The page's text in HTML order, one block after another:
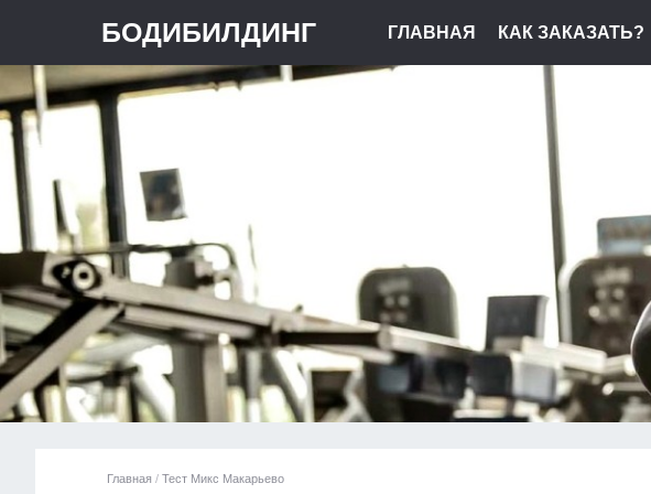
БОДИБИЛДИНГ ГЛАВНАЯ КАК ЗАКАЗАТЬ?
Главная / Тест Микс Макарьево